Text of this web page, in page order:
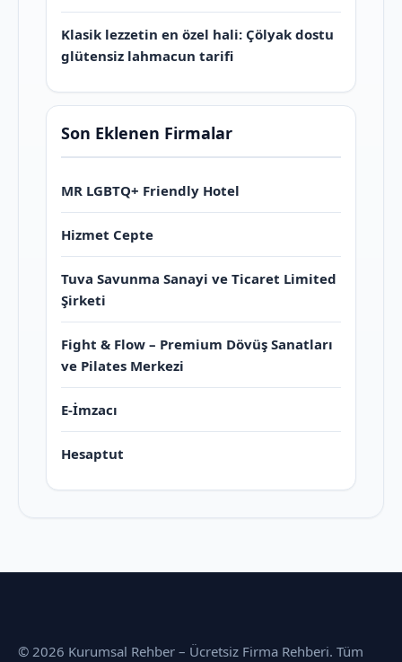
Klasik lezzetin en özel hali: Çölyak dostu
glütensiz lahmacun tarifi
Son Eklenen Firmalar
MR LGBTQ+ Friendly Hotel
Hizmet Cepte
Tuva Savunma Sanayi ve Ticaret Limited
Şirketi
Fight & Flow – Premium Dövüş Sanatları
ve Pilates Merkezi
E-İmzacı
Hesaptut
© 2026 Kurumsal Rehber – Ücretsiz Firma Rehberi. Tüm